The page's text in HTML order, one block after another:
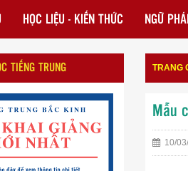
HỌC LIỆU - KIẾN THỨC NGỮ
TIẾNG TRUNG TRANG
Mẫu
10/